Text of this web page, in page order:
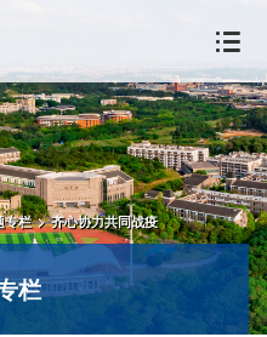
专栏 > 齐心协力共同战疫
栏